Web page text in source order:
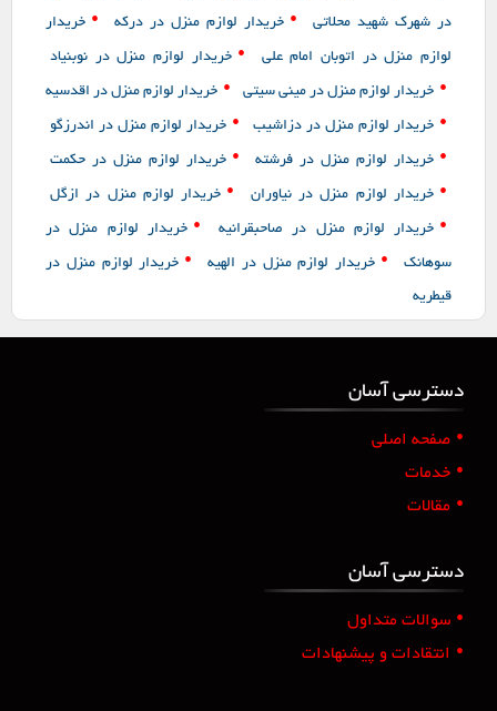
در شهرک شهید محلاتی • خریدار لوازم منزل در درکه • خریدار
لوازم منزل در اتوبان امام علی • خریدار لوازم منزل در نوبنیاد
• خریدار لوازم منزل در مینی سیتی • خریدار لوازم منزل در اقدسیه
• خریدار لوازم منزل در دزاشیب • خریدار لوازم منزل در اندرزگو
• خریدار لوازم منزل در فرشته • خریدار لوازم منزل در حکمت
• خریدار لوازم منزل در نیاوران • خریدار لوازم منزل در ازگل
• خریدار لوازم منزل در صاحبقرانیه • خریدار لوازم منزل در
سوهانک • خریدار لوازم منزل در الهیه • خریدار لوازم منزل در
قیطریه
دسترسی آسان
• صفحه اصلی
• خدمات
• مقالات
دسترسی آسان
• سوالات متداول
• انتقادات و پیشنهادات